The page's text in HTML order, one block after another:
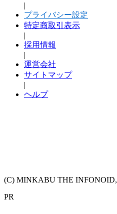
|
プライバシー設定
特定商取引表示
|
採用情報
|
運営会社
サイトマップ
|
ヘルプ
(C) MINKABU THE INFONOID,
PR